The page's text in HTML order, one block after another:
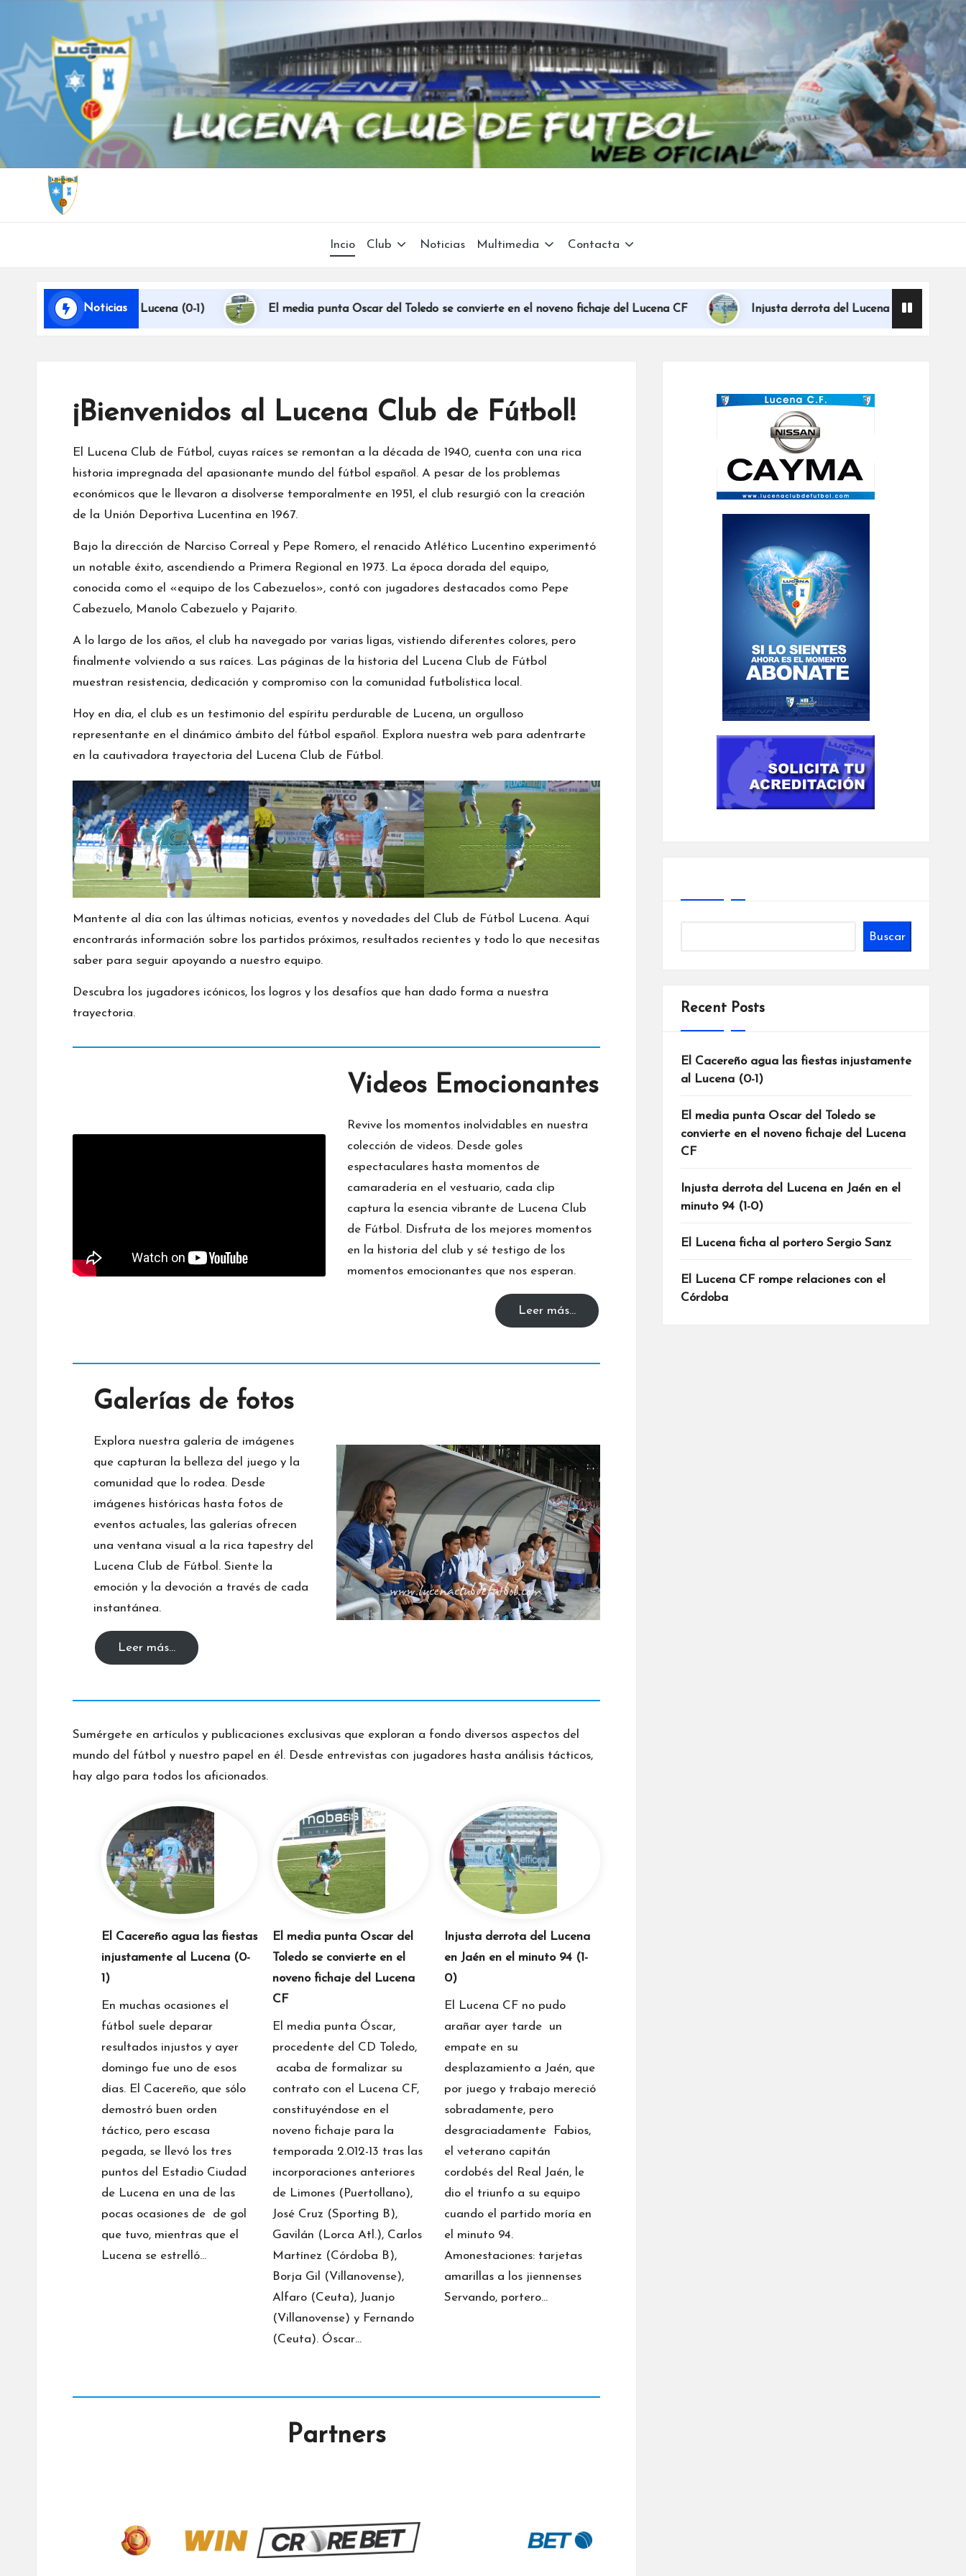
Incio Club Noticias Multimedia Contacta
Noticias
al Lucena (0-1) El media punta Oscar del Toledo se convierte en el noveno fichaje del Lucena CF Injusta derrota del Lucena en Jaén en el minuto 94 (1-0)
¡Bienvenidos al Lucena Club de Fútbol!
El Lucena Club de Fútbol, cuyas raíces se remontan a la década de 1940, cuenta con una rica
historia impregnada del apasionante mundo del fútbol español. A pesar de los problemas
económicos que le llevaron a disolverse temporalmente en 1951, el club resurgió con la creación
de la Unión Deportiva Lucentina en 1967.
Bajo la dirección de Narciso Correal y Pepe Romero, el renacido Atlético Lucentino experimentó
un notable éxito, ascendiendo a Primera Regional en 1973. La época dorada del equipo,
conocida como el «equipo de los Cabezuelos», contó con jugadores destacados como Pepe
Cabezuelo, Manolo Cabezuelo y Pajarito.
A lo largo de los años, el club ha navegado por varias ligas, vistiendo diferentes colores, pero
finalmente volviendo a sus raíces. Las páginas de la historia del Lucena Club de Fútbol
muestran resistencia, dedicación y compromiso con la comunidad futbolística local.
Hoy en día, el club es un testimonio del espíritu perdurable de Lucena, un orgulloso
representante en el dinámico ámbito del fútbol español. Explora nuestra web para adentrarte
en la cautivadora trayectoria del Lucena Club de Fútbol.
Mantente al día con las últimas noticias, eventos y novedades del Club de Fútbol Lucena. Aquí
encontrarás información sobre los partidos próximos, resultados recientes y todo lo que necesitas
saber para seguir apoyando a nuestro equipo.
Descubra los jugadores icónicos, los logros y los desafíos que han dado forma a nuestra
trayectoria.
Videos Emocionantes
Revive los momentos inolvidables en nuestra
colección de videos. Desde goles
espectaculares hasta momentos de
camaradería en el vestuario, cada clip
captura la esencia vibrante de Lucena Club
de Fútbol. Disfruta de los mejores momentos
en la historia del club y sé testigo de los
momentos emocionantes que nos esperan.
Leer más…
Galerías de fotos
Explora nuestra galería de imágenes
que capturan la belleza del juego y la
comunidad que lo rodea. Desde
imágenes históricas hasta fotos de
eventos actuales, las galerías ofrecen
una ventana visual a la rica tapestry del
Lucena Club de Fútbol. Siente la
emoción y la devoción a través de cada
instantánea.
Leer más…
Sumérgete en artículos y publicaciones exclusivas que exploran a fondo diversos aspectos del
mundo del fútbol y nuestro papel en él. Desde entrevistas con jugadores hasta análisis tácticos,
hay algo para todos los aficionados.
El Cacereño agua las fiestas
injustamente al Lucena (0-
1)
En muchas ocasiones el
fútbol suele deparar
resultados injustos y ayer
domingo fue uno de esos
días. El Cacereño, que sólo
demostró buen orden
táctico, pero escasa
pegada, se llevó los tres
puntos del Estadio Ciudad
de Lucena en una de las
pocas ocasiones de de gol
que tuvo, mientras que el
Lucena se estrelló…
El media punta Oscar del
Toledo se convierte en el
noveno fichaje del Lucena
CF
El media punta Óscar,
procedente del CD Toledo,
acaba de formalizar su
contrato con el Lucena CF,
constituyéndose en el
noveno fichaje para la
temporada 2.012-13 tras las
incorporaciones anteriores
de Limones (Puertollano),
José Cruz (Sporting B),
Gavilán (Lorca Atl.), Carlos
Martínez (Córdoba B),
Borja Gil (Villanovense),
Alfaro (Ceuta), Juanjo
(Villanovense) y Fernando
(Ceuta). Óscar…
Injusta derrota del Lucena
en Jaén en el minuto 94 (1-
0)
El Lucena CF no pudo
arañar ayer tarde un
empate en su
desplazamiento a Jaén, que
por juego y trabajo mereció
sobradamente, pero
desgraciadamente Fabios,
el veterano capitán
cordobés del Real Jaén, le
dio el triunfo a su equipo
cuando el partido moría en
el minuto 94.
Amonestaciones: tarjetas
amarillas a los jiennenses
Servando, portero…
Partners
Buscar
Recent Posts
El Cacereño agua las fiestas injustamente
al Lucena (0-1)
El media punta Oscar del Toledo se
convierte en el noveno fichaje del Lucena
CF
Injusta derrota del Lucena en Jaén en el
minuto 94 (1-0)
El Lucena ficha al portero Sergio Sanz
El Lucena CF rompe relaciones con el
Córdoba